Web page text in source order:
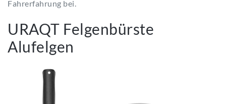
Fahrerfahrung bei.
URAQT Felgenbürste
Alufelgen